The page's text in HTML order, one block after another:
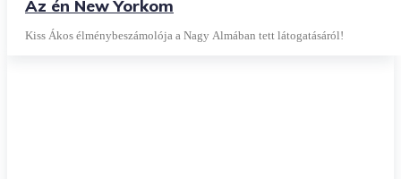
Az én New Yorkom
Kiss Ákos élménybeszámolója a Nagy Almában tett látogatásáról!